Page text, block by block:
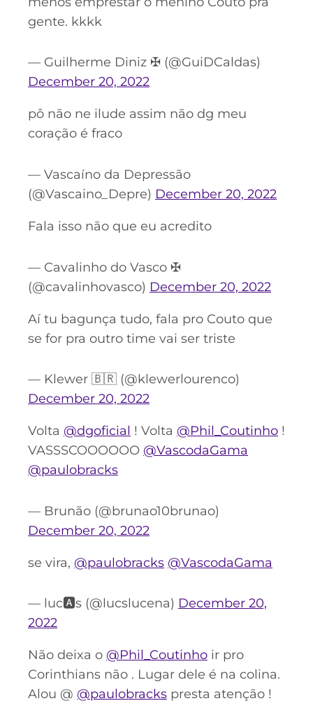
gente. kkkk
— Guilherme Diniz ✠ (@GuiDCaldas)
December 20, 2022
pô não ne ilude assim não dg meu
coração é fraco
— Vascaíno da Depressão
(@Vascaino_Depre) December 20, 2022
Fala isso não que eu acredito
— Cavalinho do Vasco ✠
(@cavalinhovasco) December 20, 2022
Aí tu bagunça tudo, fala pro Couto que
se for pra outro time vai ser triste
— Klewer 🇧🇷 (@klewerlourenco)
December 20, 2022
Volta @dgoficial ! Volta @Phil_Coutinho !
VASSSCOOOOOO @VascodaGama
@paulobracks
— Brunão (@brunao10brunao)
December 20, 2022
se vira, @paulobracks @VascodaGama
— luc🅰️s (@lucslucena) December 20,
2022
Não deixa o @Phil_Coutinho ir pro
Corinthians não . Lugar dele é na colina.
Alou @ @paulobracks presta atenção !